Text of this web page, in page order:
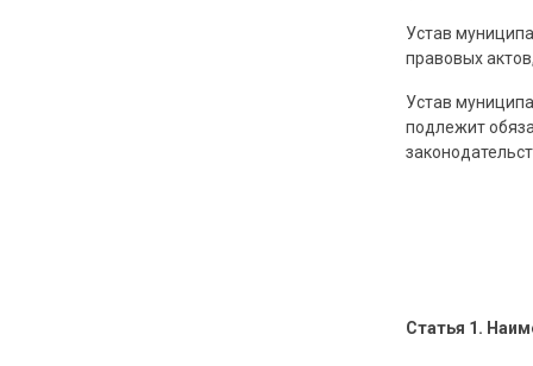
Устав
правовых
Устав
подлежит
Статья 1.